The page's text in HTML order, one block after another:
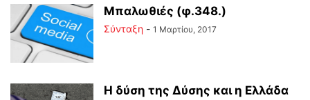
Μπαλωθιές (φ.348.)
Σύνταξη - 1 Μαρτίου, 2017
Η δύση της Δύσης και η Ελλάδα